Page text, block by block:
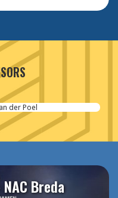
der Poel
Breda